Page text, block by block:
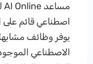
يوفر وظائف
الاصطناعي